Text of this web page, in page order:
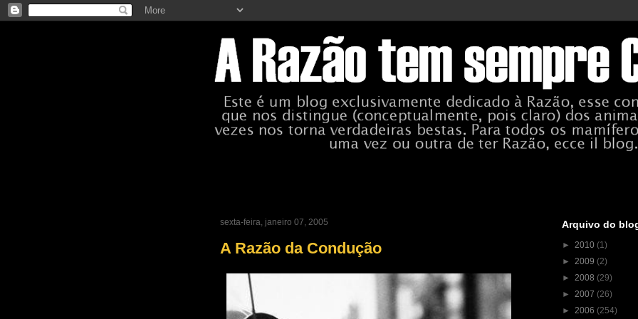
sexta-feira, janeiro 07, 2005
A Razão da Condução
Arquivo do
► 2010 (1)
► 2009 (2)
► 2008 (29)
► 2007 (26)
► 2006 (254)